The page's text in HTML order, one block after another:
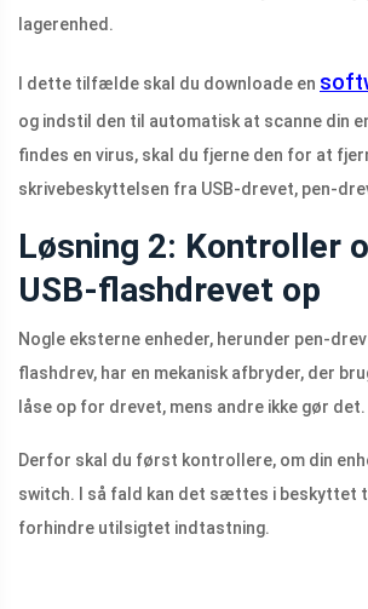
lagerenhed.
I dette tilfælde skal du downloade en
og indstil den til automatisk at scanne din
findes en virus, skal du fjerne den for at
skrivebeskyttelsen fra USB-drevet, pen-
Løsning 2: Kontroller
USB-flashdrevet op
Nogle eksterne enheder, herunder pen-
flashdrev, har en mekanisk afbryder, der
låse op for drevet, mens andre ikke gør det.
Derfor skal du først kontrollere, om din
switch. I så fald kan det sættes i beskyttet
forhindre utilsigtet indtastning.